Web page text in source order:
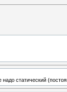
статический